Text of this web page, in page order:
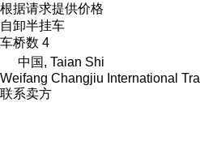
根据请求提供价格
自卸半挂车
车桥数 4
中国, Taian Shi
Weifang Changjiu International
联系卖方